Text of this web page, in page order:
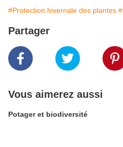
#Protection hivernale des plantes
Partager
Vous aimerez aussi
Potager et biodiversité